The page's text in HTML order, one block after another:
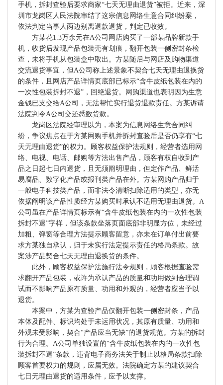
手机，拆封查验后要求商家“七天无理由退货”被拒。近来，深
圳市龙岗区人民法院审结了这宗信息网络生意合同纠纷案，
依法判定当事人两边别离退款退货，判定已收效。
方某花1.3万余元在A公司网店购买了一部某品牌新款手
机，收货后发现产品包装壳有划痕，翻开包装一侧密封条检
查，未将手机从包装盒中取出。方某随后与网店及购物渠道
交流退货事宜，但A公司称上述景象不契合七天无理由退换货
的条件，且网店产品详情页底部已标示“含牛皮纸包装在内的
一次性包装拆封不退”，回绝退货。网购渠道也表明因为生意
金钱已支交给A公司，无法帮忙实行退货退款责任。方某诉请
法院判令A公司交还悉数货款。
龙岗区法院经审理以为，本案为信息网络生意合同纠
纷，争议焦点在于方某网购手机并拆封查验后是否仍享有“七
天无理由退货”的权力。顾客权益保护法规则，经营者选用网
络、电视、电话、邮购等方法出售产品，顾客有权自收到产
品之日起七日内退货，且无须阐明理由，但定作产品、鲜活
易腐品、数字化产品或报刊类产品在外。方某网购产品归于
一般电子科技类产品，而非法令清晰扫除适用的类型，亦无
依据阐明该产品性质经方某购买时承认不适用无理由退货。A
公司虽在产品详情页标示有“含牛皮纸包装在内的一次性包装
拆封不退”字样，但该条款坐落页面底部非明显方位，未经过
加粗、弹窗等合理方法提示顾客留意，亦未在订单付出前要
求方某独自承认，归于未实行法定提示责任的格局条款。故
案涉产品契合七天无理由退换货的条件。
此外，顾客权益保护法施行法令规则，顾客根据查验需
求翻开产品包装，或许为承认产品的质量和功用做到合理调
试而不影响产品原有质量、功用和外观的，经营者应当予以
退货。
本案中，方某为查验产品仅翻开包装一侧密封条，产品
本体及配件、标识均处于未运用状况，其原有质量、功用和
外观未受影响，契合“产品应当无缺”的退货规范。方某的拆封
行为合理。A公司单独设置的“含牛皮纸包装在内的一次性包
装拆封不退”条款，违背电子商务法关于制止以格局条款扫除
顾客首要权力的规则，应属无效。法院确定方某的建议契合
七日无理由退货的适用条件，应予以支撑。